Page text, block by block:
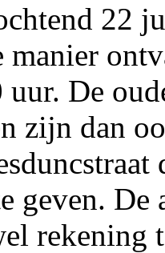
22
manier
uur. De
zijn dan
geven. De
rekening